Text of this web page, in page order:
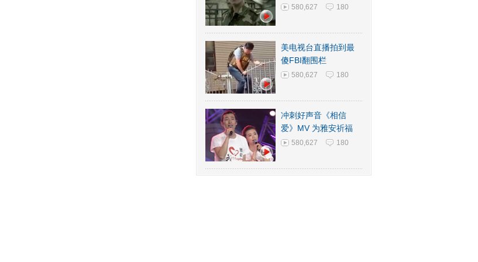
580,627 180
美电视台直播拍到最
傻FBI翻围栏
580,627 180
冲刺好声音《相信
爱》MV 为雅安祈福
580,627 180